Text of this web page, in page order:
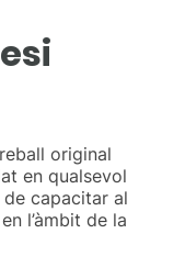
original
en qualsevol
capacitar al
l’àmbit de la